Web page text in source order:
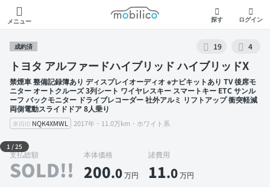
メニュー
モビリコ
探す ログイン
成約済 19 4
トヨタ アルファードハイブリッド ハイブリッドX
禁煙車 整備記録簿あり ディスプレイオーディオ ※ナビキットあり TV 後席モ
ニター オートクルーズ 3列シート ワイヤレスキー スマートキー ETC サンル
ーフ バックモニター ドライブレコーダー 社外アルミ リフトアップ 衝突軽減
両側電動スライドドア 8人乗り
車両ID NQK4XMWL 2017年・11.0万km・ホワイト系
外装 左前
1 /25
支払総額
SOLD!!
本体価格
200.0万円
諸費用
11.0万円